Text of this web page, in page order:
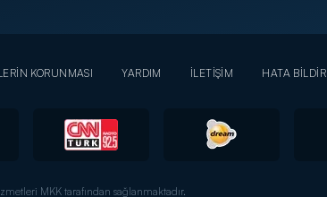
KORUNMASI YARDIM İLETİŞİM HATA BİLDİR
MKK tarafından sağlanmaktadır.